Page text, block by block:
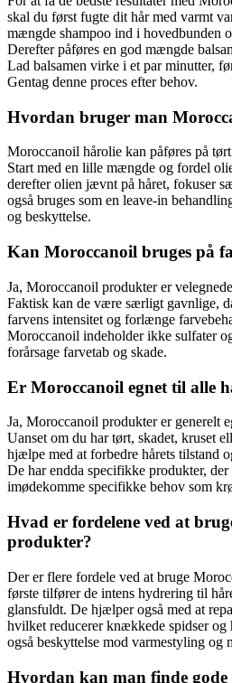
skal du først fugte dit hår med varmt
mængde shampoo ind i hovedbunden
Derefter påføres en god mængde
Lad balsamen virke i et par minutter,
Gentag denne proces efter behov.
Hvordan bruger man
Moroccanoil hårolie kan påføres på
Start med en lille mængde og fordel
derefter olien jævnt på håret, fokuser
også bruges som en leave-in
og beskyttelse.
Kan Moroccanoil bruges på
Ja, Moroccanoil produkter er
Faktisk kan de være særligt gavnlige,
farvens intensitet og forlænge
Moroccanoil indeholder ikke sulfater
forårsage farvetab og skade.
Er Moroccanoil egnet til alle
Ja, Moroccanoil produkter er generelt
Uanset om du har tørt, skadet, kruset
hjælpe med at forbedre hårets tilstand
De har endda specifikke produkter,
imødekomme specifikke behov som
Hvad er fordelene ved at
produkter?
Der er flere fordele ved at bruge
første tilfører de intens hydrering til
glansfuldt. De hjælper også med at
hvilket reducerer knækkede spidser
også beskyttelse mod varmestyling
Hvordan kan man finde